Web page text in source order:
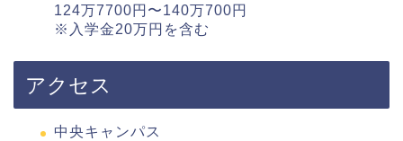
124万7700円〜140万700円
※入学金20万円を含む
アクセス
中央キャンパス